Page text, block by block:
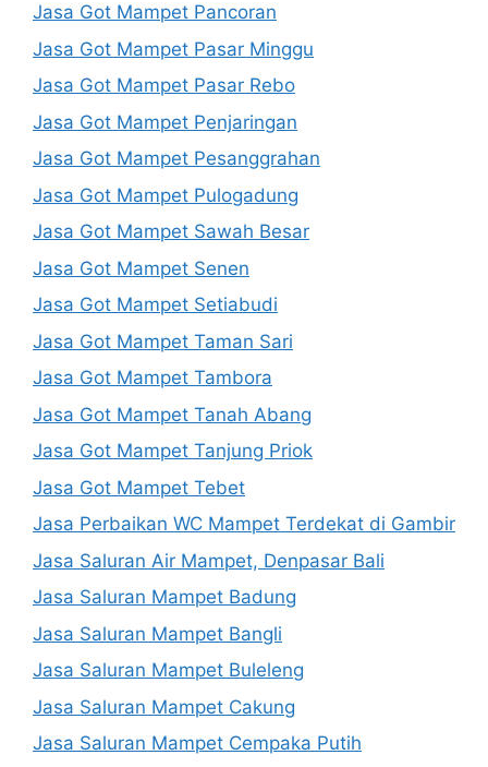
Jasa Got Mampet Pancoran
Jasa Got Mampet Pasar Minggu
Jasa Got Mampet Pasar Rebo
Jasa Got Mampet Penjaringan
Jasa Got Mampet Pesanggrahan
Jasa Got Mampet Pulogadung
Jasa Got Mampet Sawah Besar
Jasa Got Mampet Senen
Jasa Got Mampet Setiabudi
Jasa Got Mampet Taman Sari
Jasa Got Mampet Tambora
Jasa Got Mampet Tanah Abang
Jasa Got Mampet Tanjung Priok
Jasa Got Mampet Tebet
Jasa Perbaikan WC Mampet Terdekat di Gambir
Jasa Saluran Air Mampet, Denpasar Bali
Jasa Saluran Mampet Badung
Jasa Saluran Mampet Bangli
Jasa Saluran Mampet Buleleng
Jasa Saluran Mampet Cakung
Jasa Saluran Mampet Cempaka Putih